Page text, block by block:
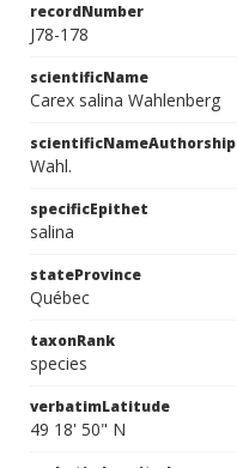
recordNumber
J78-178
scientificName
Carex salina Wahlenberg
scientificNameAuthorship
Wahl.
specificEpithet
salina
stateProvince
Québec
taxonRank
species
verbatimLatitude
49 18' 50" N